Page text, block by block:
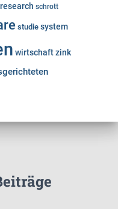
research schrott
studie system
wirtschaftzink